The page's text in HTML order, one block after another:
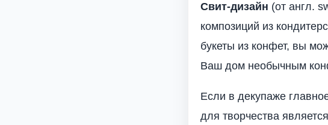
Свит-дизайн (от англ.
композиций из
букеты из конфет, вы
Ваш дом необычным
Если в декупаже
для творчества является